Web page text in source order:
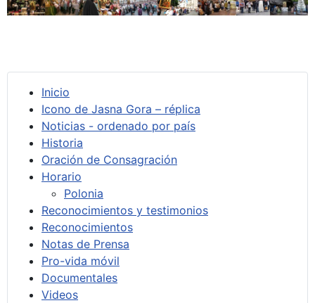
Inicio
Icono de Jasna Gora – réplica
Noticias - ordenado por país
Historia
Oración de Consagración
Horario
Polonia
Reconocimientos y testimonios
Reconocimientos
Notas de Prensa
Pro-vida móvil
Documentales
Videos